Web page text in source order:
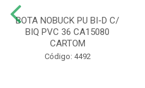
BOTA NOBUCK PU BI-D C/
BIQ PVC 36 CA15080
CARTOM
Código: 4492